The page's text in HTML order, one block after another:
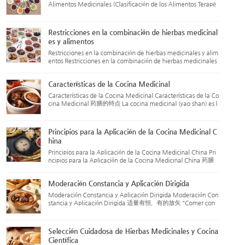
Alimentos Medicinales (Clasificación de los Alimentos Terapé
Restricciones en la combinación de hierbas medicinal
es y alimentos
Restricciones en la combinación de hierbas medicinales y alim
entos Restricciones en la combinación de hierbas medicinales
i...
Características de la Cocina Medicinal
Características de la Cocina Medicinal Características de la Co
cina Medicinal 药膳的特点 La cocina medicinal (yao shan) es l
c...
Principios para la Aplicación de la Cocina Medicinal C
hina
Principios para la Aplicación de la Cocina Medicinal China Pri
ncipios para la Aplicación de la Cocina Medicinal China 药膳
Moderación Constancia y Aplicación Dirigida
Moderación Constancia y Aplicación Dirigida Moderación Con
stancia y Aplicación Dirigida 适量有恒，有的放矢 "Comer con
p...
Selección Cuidadosa de Hierbas Medicinales y Cocina
Científica